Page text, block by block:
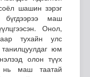
шашин зэрэг
бүгдээрээ маш
Онол,
тухайн улс
юм
олон түүх
нь маш таатай